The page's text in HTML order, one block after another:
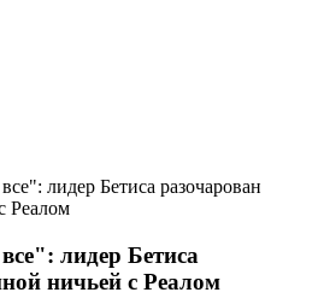
лидер Бетиса разочарован
Реалом
лидер Бетиса
ничьей с Реалом